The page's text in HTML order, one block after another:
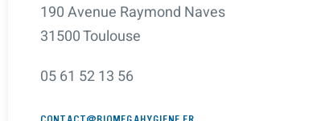
190 Avenue Raymond Naves
31500 Toulouse
05 61 52 13 56